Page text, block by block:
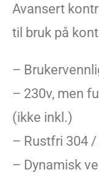
Avansert
til bruk på
–
– 230v, men
(ikke inkl.)
– Rustfri 304
– Dynamisk